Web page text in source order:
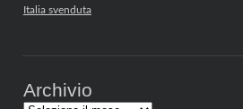
Italia svenduta
Archivio